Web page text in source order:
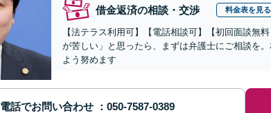
借金返済の相談・交渉 料金表を見る
【法テラス利用可】【電話相談可】【初回面談無
が苦しい」と思ったら、まずは弁護士にご相談を
よう努めます
電話でお問い合わせ